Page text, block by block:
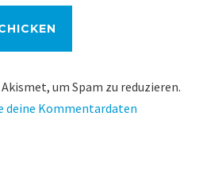
um Spam zu reduzieren.
deine Kommentardaten